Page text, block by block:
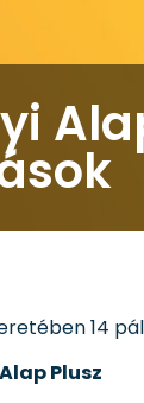
14
Plusz